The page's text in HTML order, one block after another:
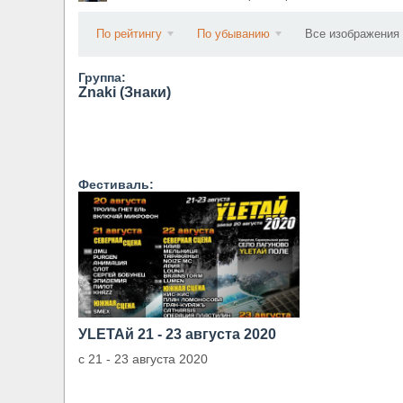
По рейтингу По убыванию Все изображения
Группа:
Znaki (Знаки)
Фестиваль:
УLETAй 21 - 23 августа 2020
с 21 - 23 августа 2020